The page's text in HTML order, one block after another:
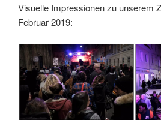
Visuelle Impressionen zu unserem
Februar 2019: